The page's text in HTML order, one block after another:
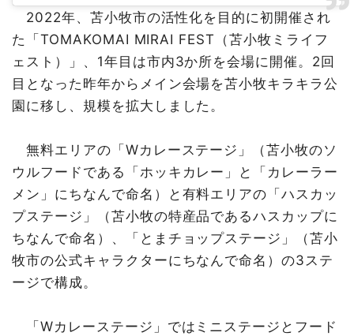
2022年、苫小牧市の活性化を目的に初開催され
た「TOMAKOMAI MIRAI FEST（苫小牧ミライフ
ェスト）」、1年目は市内3か所を会場に開催。2回
目となった昨年からメイン会場を苫小牧キラキラ公
園に移し、規模を拡大しました。
無料エリアの「Wカレーステージ」（苫小牧のソ
ウルフードである「ホッキカレー」と「カレーラー
メン」にちなんで命名）と有料エリアの「ハスカッ
プステージ」（苫小牧の特産品であるハスカップに
ちなんで命名）、「とまチョップステージ」（苫小
牧市の公式キャラクターにちなんで命名）の3ステ
ージで構成。
「Wカレーステージ」ではミニステージとフード